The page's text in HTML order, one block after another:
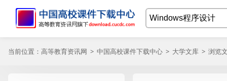
当前位置： 高等教育资讯网 > 中国高校课件下载中心 > 大学文库 > 浏览